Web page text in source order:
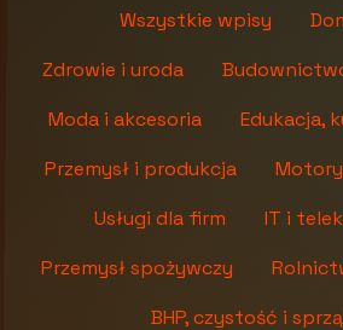
Wszystkie wpisy
Zdrowie i uroda
Moda i akcesoria
Edukacja,
Przemysł i produkcja
Usługi dla firm
IT i
Przemysł spożywczy
BHP, czystość i